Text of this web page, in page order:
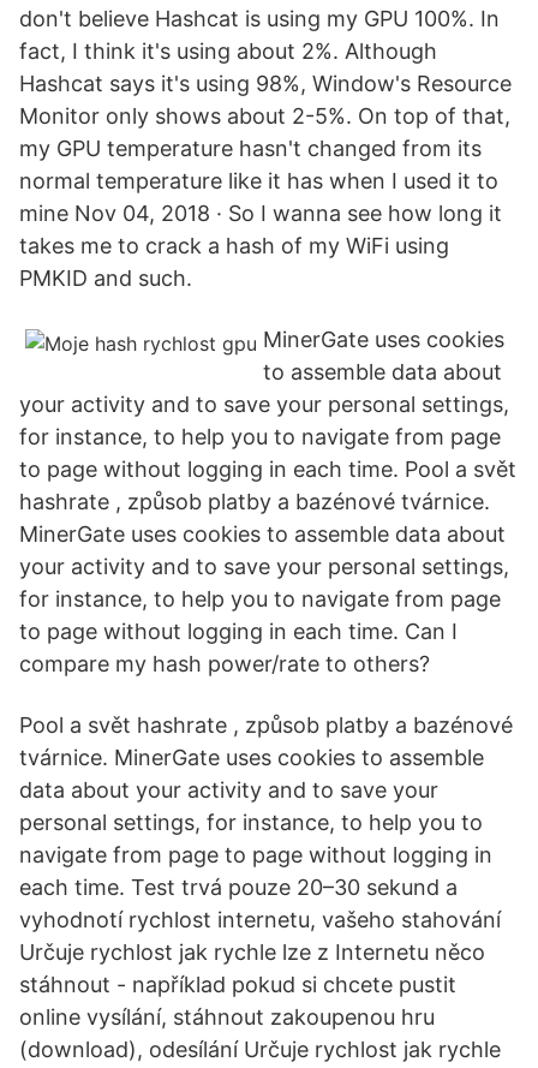
don't believe Hashcat is using my GPU 100%. In
fact, I think it's using about 2%. Although
Hashcat says it's using 98%, Window's Resource
Monitor only shows about 2-5%. On top of that,
my GPU temperature hasn't changed from its
normal temperature like it has when I used it to
mine Nov 04, 2018 · So I wanna see how long it
takes me to crack a hash of my WiFi using
PMKID and such.
MinerGate uses cookies
to assemble data about
your activity and to save your personal settings,
for instance, to help you to navigate from page
to page without logging in each time. Pool a svět
hashrate , způsob platby a bazénové tvárnice.
MinerGate uses cookies to assemble data about
your activity and to save your personal settings,
for instance, to help you to navigate from page
to page without logging in each time. Can I
compare my hash power/rate to others?
Pool a svět hashrate , způsob platby a bazénové
tvárnice. MinerGate uses cookies to assemble
data about your activity and to save your
personal settings, for instance, to help you to
navigate from page to page without logging in
each time. Test trvá pouze 20–30 sekund a
vyhodnotí rychlost internetu, vašeho stahování
Určuje rychlost jak rychle lze z Internetu něco
stáhnout - například pokud si chcete pustit
online vysílání, stáhnout zakoupenou hru
(download), odesílání Určuje rychlost jak rychle